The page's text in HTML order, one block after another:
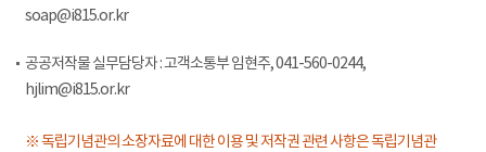
soap@i815.or.kr
공공저작물 실무담당자 : 고객소통부 임현주, 041-560-0244,
hjlim@i815.or.kr
※ 독립기념관의 소장자료에 대한 이용 및 저작권 관련 사항은 독립기념관